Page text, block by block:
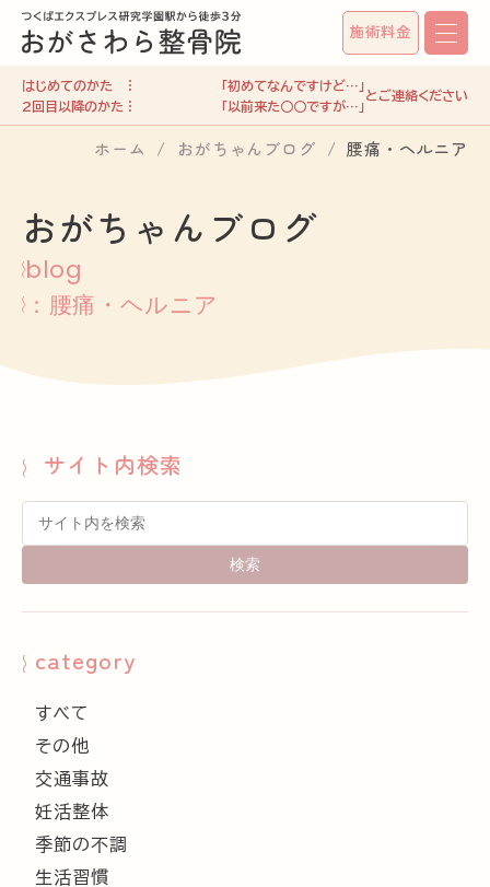
施術料金
はじめてのかた
「初めてなんですけど…」
2回目以降のかた
「以前来た○○ですが…」
おがちゃんブログ
blog
：腰痛・ヘルニア
ホーム おがちゃんブログ 腰痛・ヘルニア
サイト内検索
category
すべて
その他
交通事故
妊活整体
季節の不調
生活習慣